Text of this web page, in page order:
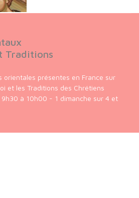
Traditions
orientales présentes en France sur
et les Traditions des Chrétiens
à 10h00 - 1 dimanche sur 4 et